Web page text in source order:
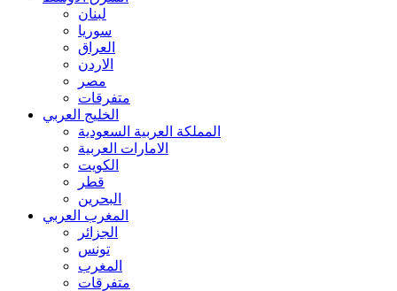
لبنان
سوريا
العراق
الاردن
مصر
متفرقات
الخليج العربي
المملكة العربية السعودية
الامارات العربية
الكويت
قطر
البحرين
المغرب العربي
الجزائر
تونس
المغرب
متفرقات